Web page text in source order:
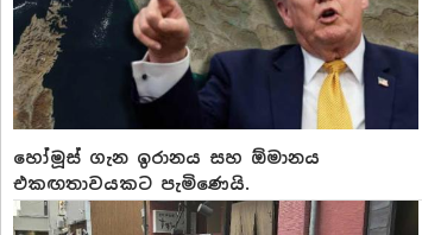
හෝමූස් ගැන ඉරානය සහ ඕමානය
එකඟතාවයකට පැමිණෙයි.